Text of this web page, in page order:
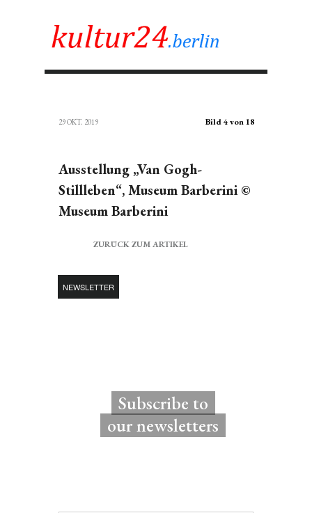
29 OKT. 2019 Bild 4 von 18
Ausstellung „Van Gogh-
Stillleben“, Museum Barberini ©
Museum Barberini
ZURÜCK ZUM ARTIKEL
NEWSLETTER
Subscribe to
our newsletters